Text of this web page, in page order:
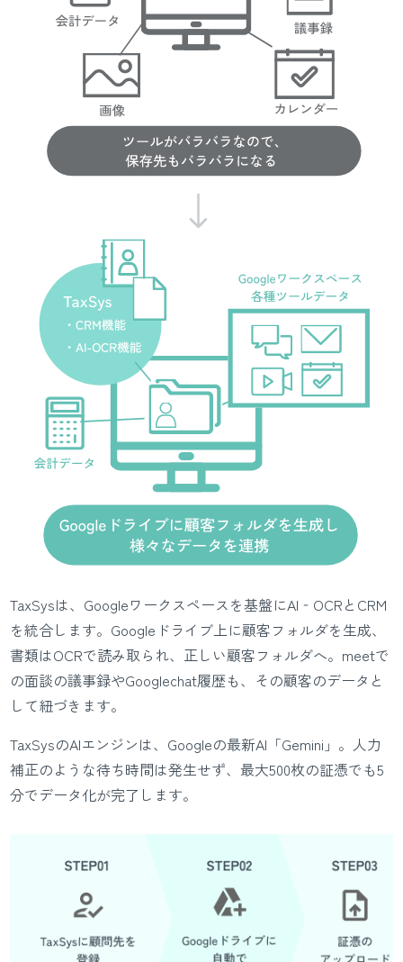
TaxSysは、Googleワークスペースを基盤にAI‐OCRとCRM
を統合します。Googleドライブ上に顧客フォルダを生成、
書類はOCRで読み取られ、正しい顧客フォルダへ。meetで
の面談の議事録やGooglechat履歴も、その顧客のデータと
して紐づきます。
TaxSysのAIエンジンは、Googleの最新AI「Gemini」。人力
補正のような待ち時間は発生せず、最大500枚の証憑でも5
分でデータ化が完了します。